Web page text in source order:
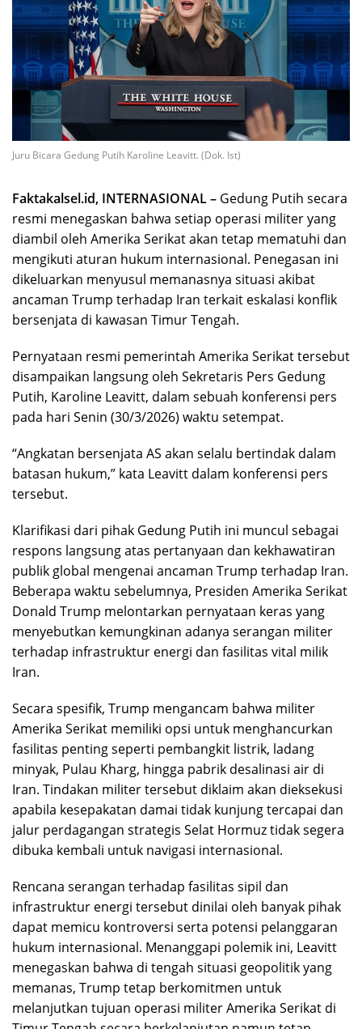
Juru Bicara Gedung Putih Karoline Leavitt. (Dok. Ist)
Faktakalsel.id, INTERNASIONAL – Gedung Putih secara
resmi menegaskan bahwa setiap operasi militer yang
diambil oleh Amerika Serikat akan tetap mematuhi dan
mengikuti aturan hukum internasional. Penegasan ini
dikeluarkan menyusul memanasnya situasi akibat
ancaman Trump terhadap Iran terkait eskalasi konflik
bersenjata di kawasan Timur Tengah.
Pernyataan resmi pemerintah Amerika Serikat tersebut
disampaikan langsung oleh Sekretaris Pers Gedung
Putih, Karoline Leavitt, dalam sebuah konferensi pers
pada hari Senin (30/3/2026) waktu setempat.
“Angkatan bersenjata AS akan selalu bertindak dalam
batasan hukum,” kata Leavitt dalam konferensi pers
tersebut.
Klarifikasi dari pihak Gedung Putih ini muncul sebagai
respons langsung atas pertanyaan dan kekhawatiran
publik global mengenai ancaman Trump terhadap Iran.
Beberapa waktu sebelumnya, Presiden Amerika Serikat
Donald Trump melontarkan pernyataan keras yang
menyebutkan kemungkinan adanya serangan militer
terhadap infrastruktur energi dan fasilitas vital milik
Iran.
Secara spesifik, Trump mengancam bahwa militer
Amerika Serikat memiliki opsi untuk menghancurkan
fasilitas penting seperti pembangkit listrik, ladang
minyak, Pulau Kharg, hingga pabrik desalinasi air di
Iran. Tindakan militer tersebut diklaim akan dieksekusi
apabila kesepakatan damai tidak kunjung tercapai dan
jalur perdagangan strategis Selat Hormuz tidak segera
dibuka kembali untuk navigasi internasional.
Rencana serangan terhadap fasilitas sipil dan
infrastruktur energi tersebut dinilai oleh banyak pihak
dapat memicu kontroversi serta potensi pelanggaran
hukum internasional. Menanggapi polemik ini, Leavitt
menegaskan bahwa di tengah situasi geopolitik yang
memanas, Trump tetap berkomitmen untuk
melanjutkan tujuan operasi militer Amerika Serikat di